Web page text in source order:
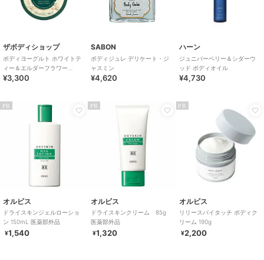
ザボディショップ
ボディヨーグルト ホワイトテ
ィー＆エルダーフラワー
200mL
¥3,300
SABON
ボディジュレ デリケート・ジ
ャスミン
¥4,620
ハーン
ジュニパーベリー＆シダーウ
ッド ボディオイル
¥4,730
PR
オルビス
ドライスキンジェルローショ
ン 150mL 医薬部外品
¥1,540
PR
オルビス
ドライスキンクリーム 85g
医薬部外品
¥1,320
PR
オルビス
リリースバイタッチ ボディク
リーム 190g
¥2,200